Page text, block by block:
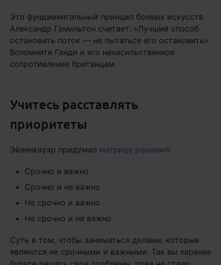
Это фундаментальный принцип боевых искусств.
Александр Гамильтон считает: «Лучший способ
остановить поток — не пытаться его остановить».
Вспомните Ганди и его ненасильственное
сопротивление британцам.
Учитесь расставлять
приоритеты
Эйзенхауэр придумал матрицу решений:
Срочно и важно
Срочно и не важно
Не срочно и важно
Не срочно и не важно
Суть в том, чтобы заниматься делами, которые
являются не срочными и важными. Так вы заранее